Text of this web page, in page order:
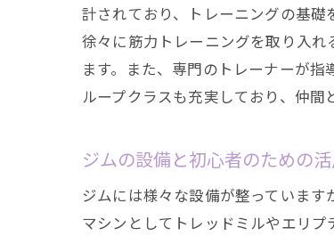
計されており、トレーニングの基礎
徐々に筋力トレーニングを取り入
ます。また、専門のトレーナーが
ループクラスも充実しており、仲間
ジムの設備と初心者のための
ジムには様々な設備が整っていま
マシンとしてトレッドミルやエリ